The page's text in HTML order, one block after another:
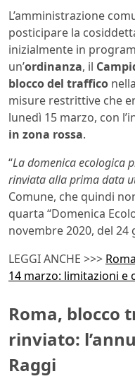
L’amministrazione
posticipare la
inizialmente in
un’ordinanza, il
blocco del traffico
misure restrittive che
lunedì 15 marzo, con
in zona rossa.
“La domenica ecologica
rinviata alla prima data
Comune, che quindi
quarta “Domenica
novembre 2020, del 24
LEGGI ANCHE >>>
14 marzo: limitazioni e
Roma, blocco
rinviato:
Raggi